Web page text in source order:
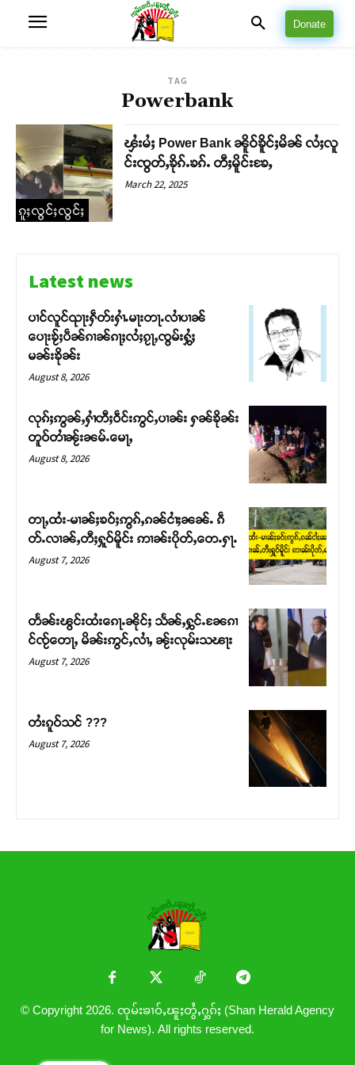
တႃႇႁႂ်ႈသဵင်ၵၢင်ၸႂ်ၵူၼ်းမိူင်း ၵူႈတီႈၵူႈလႅၼ်ပေႃးတေၸွ
တ်ႇ တူဝ်ႈလုမ်ႈၾႃႉၼၼ်ႉ ၶဝ်ႈႁူမ်ႈၵမ်ႉထႅမ် ၸုမ်းၶၢ
ဝ်ႇၽူႈတွႆႇႁွၵ်ႈ လႆႈယူႇၶႃႈဢေႃႈ။
Donate
TAG
Powerbank
ၵူႈလွင်ႈလွင်ႈ
ၾႆးမႆႈ Power Bank ၼိူဝ်ၶိူင်ႈမိၼ် လႆႈလူ
င်းၸွတ်ႇၶိုၵ်ႉၶၵ်ႉ တီႈမိူင်းၶႄႇ
March 22, 2025
Latest news
ပၢင်လူင်ၺႃးႁဵတ်းႁၢႆႉမႃးတႃႉလၢႆပၢၼ် ​​
ပေႃးၶႂ်ႈပဵၼ်ၵၢၼ်ၵႃႈလႆႈၵႂႃႇၸွမ်းႁွႆႈ
မၼ်းၶိုၼ်း
August 8, 2026
လုၵ်ႈဢွၼ်ႇႁၢႆတီႈဝဵင်းဢွင်ႇပၢၼ်း ႁၼ်ၶိုၼ်း
တူဝ်တၢႆၼႂ်းၼမ်ႉမေႃႇ
August 8, 2026
တႃႇထႆး-မၢၼ်ႈၶဝ်ႈဢွၵ်ႇၵၼ်ငၢႆႈၼၼ်ႉ ၵဵ
တ်ႉလၢၼ်ႇတီႈႁူဝ်မိူင်း ဢၢၼ်းပိုတ်ႇတေႉႁႃႉ
August 7, 2026
တႅၼ်းၽွင်းထႆးၵေႃႉၼိုင်ႈ သႅၼ်ႇႁွင်ႉၼႄၵၢ
င်ၸႂ်တေႃႇ မိၼ်းဢွင်ႇလၢႆႇ ၼႂ်းလုမ်းသၽႃး
August 7, 2026
တႆးၵူဝ်သင် ???
August 7, 2026
© Copyright 2026. ၸုမ်းၶၢဝ်ႇၽူႈတွႆႇႁွၵ်ႈ (Shan Herald Agency
for News). All rights reserved.